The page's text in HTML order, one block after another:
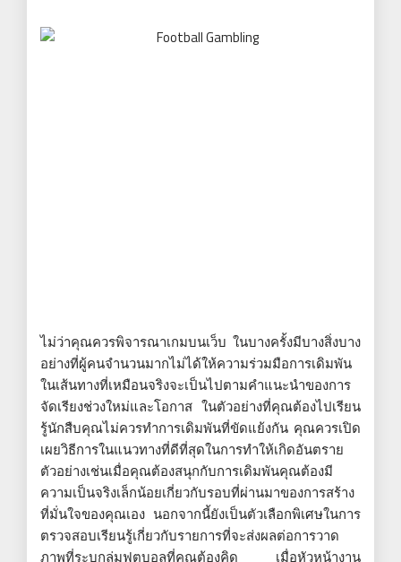
ไม่ว่าคุณควรพิจารณาเกมบนเว็บ ในบางครั้งมีบางสิ่งบาง
อย่างที่ผู้คนจำนวนมากไม่ได้ให้ความร่วมมือการเดิมพัน
ในเส้นทางที่เหมือนจริงจะเป็นไปตามคำแนะนำของการ
จัดเรียงช่วงใหม่และโอกาส ในตัวอย่างที่คุณต้องไปเรียน
รู้นักสืบคุณไม่ควรทำการเดิมพันที่ขัดแย้งกัน คุณควรเปิด
เผยวิธีการในแนวทางที่ดีที่สุดในการทำให้เกิดอันตราย
ตัวอย่างเช่นเมื่อคุณต้องสนุกกับการเดิมพันคุณต้องมี
ความเป็นจริงเล็กน้อยเกี่ยวกับรอบที่ผ่านมาของการสร้าง
ที่มั่นใจของคุณเอง นอกจากนี้ยังเป็นตัวเลือกพิเศษในการ
ตรวจสอบเรียนรู้เกี่ยวกับรายการที่จะส่งผลต่อการวาด
ภาพที่ระบุกลุ่มฟุตบอลที่คุณต้องคิด เมื่อหัวหน้างาน